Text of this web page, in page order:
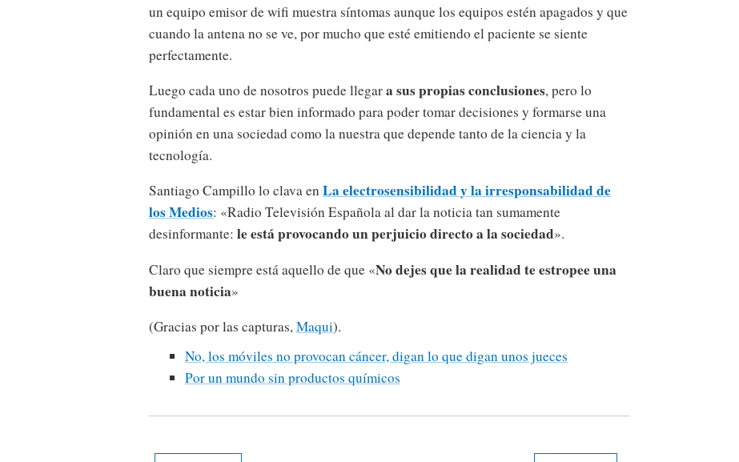
un equipo emisor de wifi muestra síntomas aunque los equipos estén apagados y que
cuando la antena no se ve, por mucho que esté emitiendo el paciente se siente
perfectamente.
Luego cada uno de nosotros puede llegara sus propias conclusiones, pero lo
fundamental es estar bien informado para poder tomar decisiones y formarse una
opinión en una sociedad como la nuestra que depende tanto de la ciencia y la
tecnología.
Santiago Campillo lo clava enLa electrosensibilidad y la irresponsabilidad de
los Medios: «Radio Televisión Española al dar la noticia tan sumamente
desinformante: le está provocando un perjuicio directo a la sociedad».
Claro que siempre está aquello de que «No dejes que la realidad te estropee una
buena noticia»
(Gracias por las capturas,Maqui).
No, los móviles no provocan cáncer, digan lo que digan unos jueces
Por un mundo sin productos químicos